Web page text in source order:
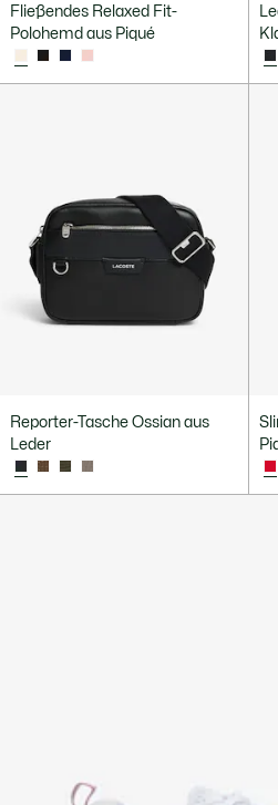
Fließendes Relaxed Fit-
Polohemd aus Piqué
Reporter-Tasche Ossian aus
Leder